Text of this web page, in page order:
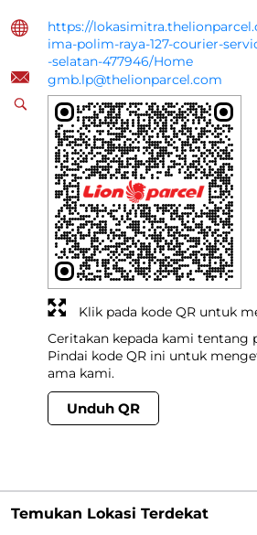
https://
ima-polim-raya-127-courier-
-selatan-477946/Home
gmb.lp@thelionparcel.com
Ceritakan kepada kami tentang
Pindai kode QR ini untuk
ama kami.
Unduh QR
Klik pada kode QR untuk
Temukan Lokasi Terdekat